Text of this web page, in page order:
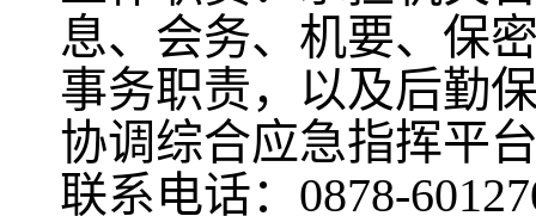
息、会务、机要、保
事务职责，以及后勤
协调综合应急指挥平
联系电话：0878-